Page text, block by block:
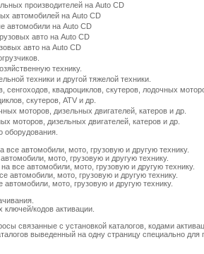
производителей на Auto CD
автомобилей на Auto CD
автомобили на Auto CD
авто на Auto CD
авто на Auto CD
технику.
техники и другой тяжелой техники.
сенгоходов, квадроциклов, скутеров, лодочных
скутеров, ATV и др.
моторов, дизельных двигателей, катеров и др.
моторов, дизельных двигателей, катеров и др.
оборудования.
все автомобили, мото, грузовую и другую технику.
мото, грузовую и другую технику.
все автомобили, мото, грузовую и другую технику.
автомобили, мото, грузовую и другую технику.
автомобили, мото, грузовую и другую технику.
ключей/кодов активации.
связанные с установкой каталогов, кодами
выведенный на одну страницу специально для